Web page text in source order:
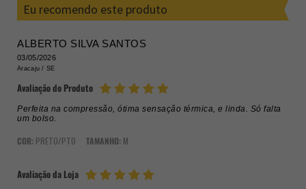
Eu recomendo este produto
ALBERTO SILVA SANTOS
03/05/2026
Aracaju / SE
Avaliação do Produto
Perfeita na compressão, ótima sensação térmica, e linda. Só falta
um bolso.
COR: PRETO/PTO TAMANHO: M
Avaliação da Loja